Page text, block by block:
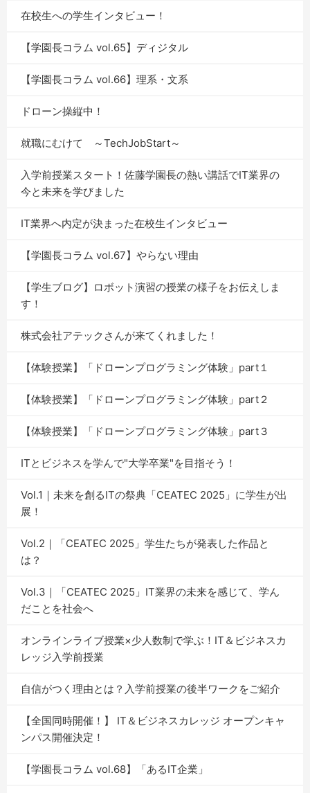
在校生への学生インタビュー！
【学園長コラム vol.65】ディジタル
【学園長コラム vol.66】理系・文系
ドローン操縦中！
就職にむけて ～TechJobStart～
入学前授業スタート！佐藤学園長の熱い講話でIT業界の
今と未来を学びました
IT業界へ内定が決まった在校生インタビュー
【学園長コラム vol.67】やらない理由
【学生ブログ】ロボット演習の授業の様子をお伝えしま
す！
株式会社アテックさんが来てくれました！
【体験授業】「ドローンプログラミング体験」part１
【体験授業】「ドローンプログラミング体験」part２
【体験授業】「ドローンプログラミング体験」part３
ITとビジネスを学んで"大学卒業"を目指そう！
Vol.1｜未来を創るITの祭典「CEATEC 2025」に学生が出
展！
Vol.2｜「CEATEC 2025」学生たちが発表した作品と
は？
Vol.3｜「CEATEC 2025」IT業界の未来を感じて、学ん
だことを社会へ
オンラインライブ授業×少人数制で学ぶ！IT＆ビジネスカ
レッジ入学前授業
自信がつく理由とは？入学前授業の後半ワークをご紹介
【全国同時開催！】 IT＆ビジネスカレッジ オープンキャ
ンパス開催決定！
【学園長コラム vol.68】「あるIT企業」